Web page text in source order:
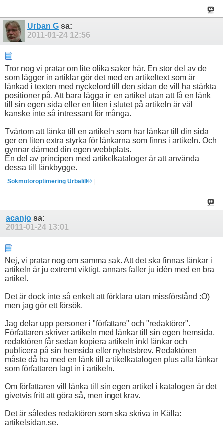
Urban G sa:
2011-01-24 12:56
Tror nog vi pratar om lite olika saker här. En stor del av de
som lägger in artiklar gör det med en artikeltext som är
länkad i texten med nyckelord till den sidan de vill ha stärkta
positioner på. Att bara lägga in en artikel utan att få en länk
till sin egen sida eller en liten i slutet på artikeln är väl
kanske inte så intressant för många.
Tvärtom att länka till en artikeln som har länkar till din sida
ger en liten extra styrka för länkarna som finns i artikeln. Och
gynnar därmed din egen webbplats.
En del av principen med artikelkataloger är att använda
dessa till länkbygge.
Sökmotoroptimering Urbalill®
acanjo sa:
2011-01-24 13:01
Nej, vi pratar nog om samma sak. Att det ska finnas länkar i
artikeln är ju extremt viktigt, annars faller ju idén med en bra
artikel.
Det är dock inte så enkelt att förklara utan missförstånd :O)
men jag gör ett försök.
Jag delar upp personer i "författare" och "redaktörer".
Författaren skriver artikeln med länkar till sin egen hemsida,
redaktören får sedan kopiera artikeln inkl länkar och
publicera på sin hemsida eller nyhetsbrev. Redaktören
måste då ha med en länk till artikelkatalogen plus alla länkar
som författaren lagt in i artikeln.
Om författaren vill länka till sin egen artikel i katalogen är det
givetvis fritt att göra så, men inget krav.
Det är således redaktören som ska skriva in Källa:
artikelsidan.se.